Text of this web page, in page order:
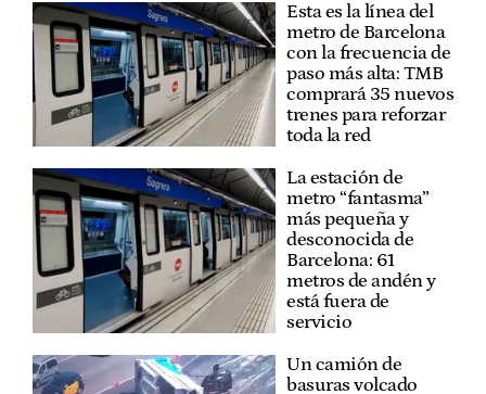
Esta es la línea del
metro de Barcelona
con la frecuencia de
paso más alta: TMB
comprará 35 nuevos
trenes para reforzar
toda la red
La estación de
metro “fantasma”
más pequeña y
desconocida de
Barcelona: 61
metros de andén y
está fuera de
servicio
Un camión de
basuras volcado